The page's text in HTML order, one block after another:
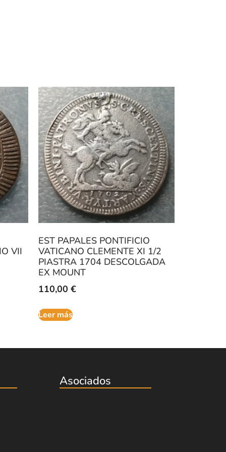
VII
EST PAPALES PONTIFICIO
VATICANO CLEMENTE XI 1/2
PIASTRA 1704 DESCOLGADA
EX MOUNT
110,00 €
Leer más
Asociados